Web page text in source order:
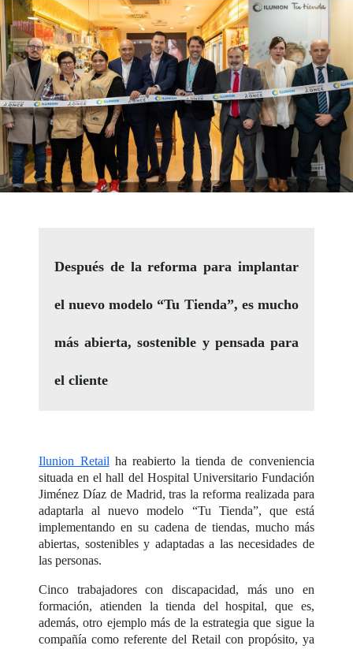
Después de la reforma para implantar
el nuevo modelo “Tu Tienda”, es mucho
más abierta, sostenible y pensada para
el cliente
Ilunion Retail ha reabierto la tienda de conveniencia
situada en el hall del Hospital Universitario Fundación
Jiménez Díaz de Madrid, tras la reforma realizada para
adaptarla al nuevo modelo “Tu Tienda”, que está
implementando en su cadena de tiendas, mucho más
abiertas, sostenibles y adaptadas a las necesidades de
las personas.
Cinco trabajadores con discapacidad, más uno en
formación, atienden la tienda del hospital, que es,
además, otro ejemplo más de la estrategia que sigue la
compañía como referente del Retail con propósito, ya